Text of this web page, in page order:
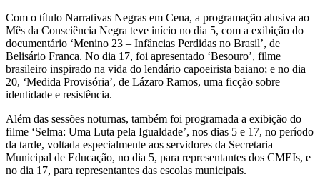
Com o título Narrativas Negras em Cena, a programação alusiva ao
Mês da Consciência Negra teve início no dia 5, com a exibição do
documentário ‘Menino 23 – Infâncias Perdidas no Brasil’, de
Belisário Franca. No dia 17, foi apresentado ‘Besouro’, filme
brasileiro inspirado na vida do lendário capoeirista baiano; e no dia
20, ‘Medida Provisória’, de Lázaro Ramos, uma ficção sobre
identidade e resistência.
Além das sessões noturnas, também foi programada a exibição do
filme ‘Selma: Uma Luta pela Igualdade’, nos dias 5 e 17, no período
da tarde, voltada especialmente aos servidores da Secretaria
Municipal de Educação, no dia 5, para representantes dos CMEIs, e
no dia 17, para representantes das escolas municipais.